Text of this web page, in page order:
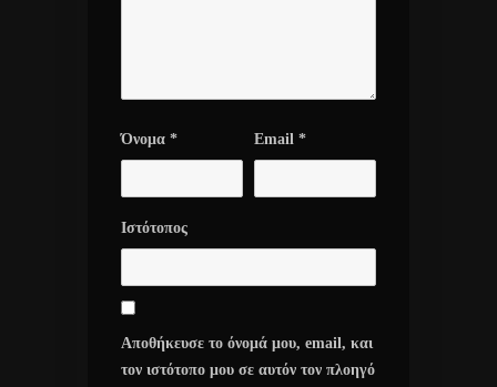
Όνομα * Email *
Ιστότοπος
Αποθήκευσε το όνομά μου, email, και
τον ιστότοπο μου σε αυτόν τον πλοηγό